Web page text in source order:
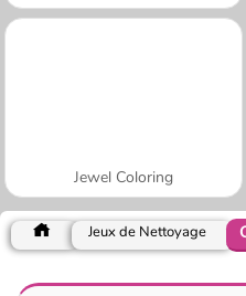
Jewel Coloring
Jeux de Nettoyage